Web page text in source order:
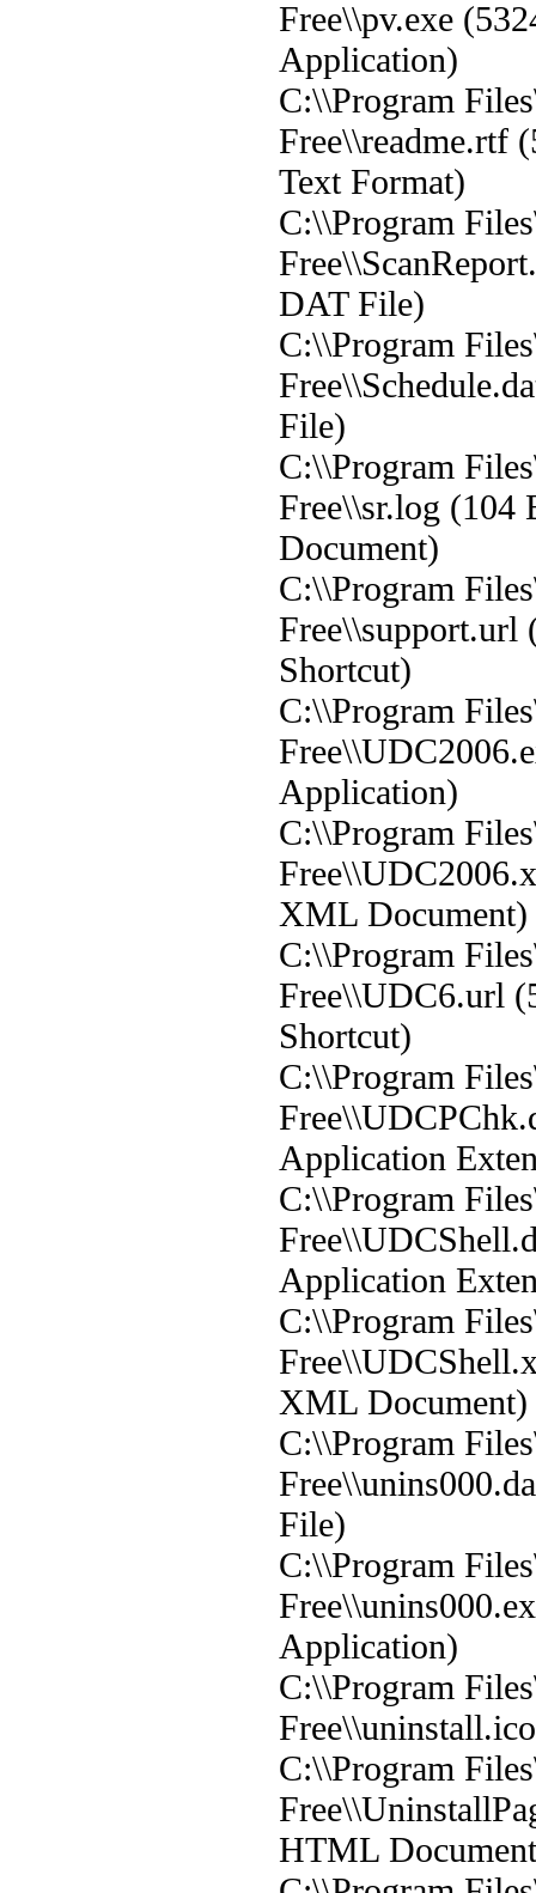
Free\\pv.exe
Application)
C:\\Program
Free\\readme.rtf
Text Format)
C:\\Program
DAT File)
C:\\Program
File)
C:\\Program
Free\\sr.log (104
Document)
C:\\Program
Free\\support.url
Shortcut)
C:\\Program
Application)
C:\\Program
XML Document)
C:\\Program
Free\\UDC6.url
Shortcut)
C:\\Program
Application
C:\\Program
Application
C:\\Program
XML Document)
C:\\Program
File)
C:\\Program
Application)
C:\\Program
C:\\Program
HTML